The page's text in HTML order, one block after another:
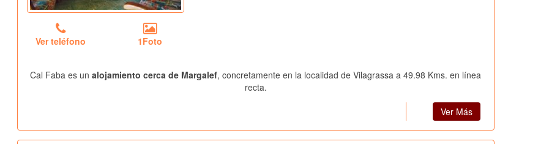
Ver teléfono 1Foto
Cal Faba es unalojamiento cerca de Margalef, concretamente en la localidad de Vilagrassa a 49.98 Kms. en línea
recta.
Ver Más